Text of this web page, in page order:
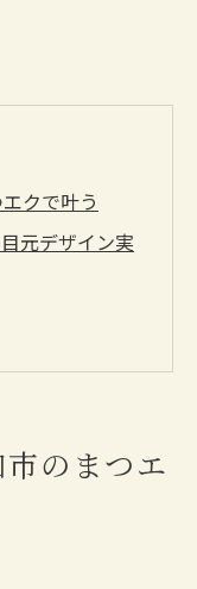
クで叶う
元デザイン実
らしさを引き
な仕上がりの
い目元に近づ
のまつエ